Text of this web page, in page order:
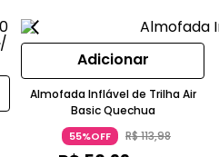
Adicionar
Almofada Inflável de Trilha Air
Basic Quechua
55%OFF R$113,98